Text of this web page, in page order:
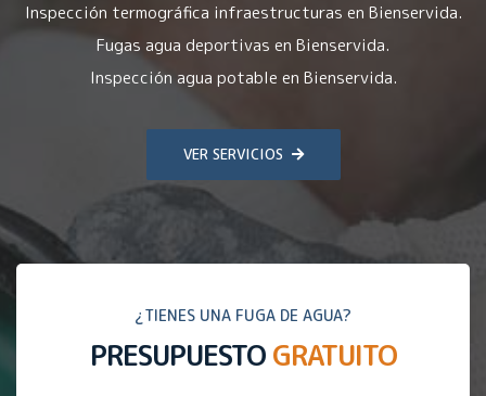
Inspección termográfica infraestructuras en Bienservida.
Fugas agua deportivas en Bienservida.
Inspección agua potable en Bienservida.
VER SERVICIOS
¿TIENES UNA FUGA DE AGUA?
PRESUPUESTO GRATUITO